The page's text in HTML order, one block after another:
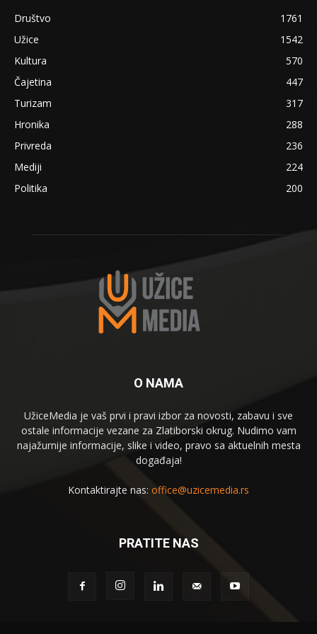
Društvo
1761
Užice
1542
Kultura
570
Čajetina
447
Turizam
317
Hronika
288
Privreda
236
Mediji
224
Politika
200
O NAMA
UžiceMedia je vaš prvi i pravi izbor za novosti, zabavu i sve
ostale informacije vezane za Zlatiborski okrug. Nudimo vam
najažurnije informacije, slike i video, pravo sa aktuelnih mesta
događaja!
Kontaktirajte nas: office@uzicemedia.rs
PRATITE NAS